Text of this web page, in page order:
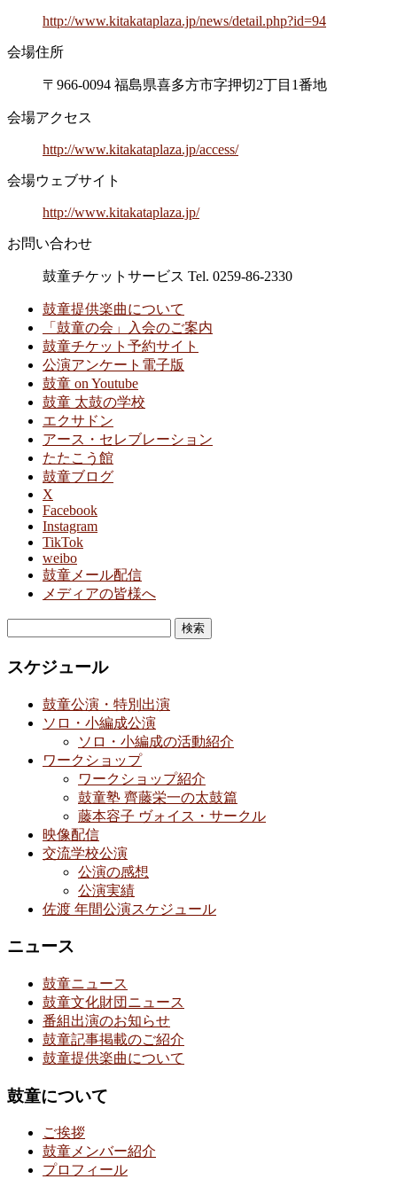
http://www.kitakataplaza.jp/news/detail.php?id=94
会場住所
〒966-0094 福島県喜多方市字押切2丁目1番地
会場アクセス
http://www.kitakataplaza.jp/access/
会場ウェブサイト
http://www.kitakataplaza.jp/
お問い合わせ
鼓童チケットサービス Tel. 0259-86-2330
鼓童提供楽曲について
「鼓童の会」入会のご案内
鼓童チケット予約サイト
公演アンケート電子版
鼓童 on Youtube
鼓童 太鼓の学校
エクサドン
アース・セレブレーション
たたこう館
鼓童ブログ
X
Facebook
Instagram
TikTok
weibo
鼓童メール配信
メディアの皆様へ
スケジュール
鼓童公演・特別出演
ソロ・小編成公演
ソロ・小編成の活動紹介
ワークショップ
ワークショップ紹介
鼓童塾 齊藤栄一の太鼓篇
藤本容子 ヴォイス・サークル
映像配信
交流学校公演
公演の感想
公演実績
佐渡 年間公演スケジュール
ニュース
鼓童ニュース
鼓童文化財団ニュース
番組出演のお知らせ
鼓童記事掲載のご紹介
鼓童提供楽曲について
鼓童について
ご挨拶
鼓童メンバー紹介
プロフィール